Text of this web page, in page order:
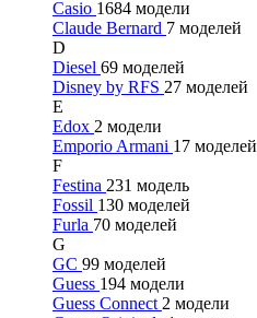
Casio 1684 модели
Claude Bernard 7 моделей
D
Diesel 69 моделей
Disney by RFS 27 моделей
E
Edox 2 модели
Emporio Armani 17 моделей
F
Festina 231 модель
Fossil 130 моделей
Furla 70 моделей
G
GC 99 моделей
Guess 194 модели
Guess Connect 2 модели